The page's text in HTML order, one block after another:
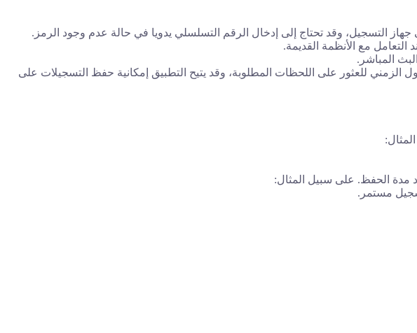
مع الأنظمة القديمة.
المباشر.
للعثور على اللحظات المطلوبة، وقد يتيح التطبيق إمكانية حفظ التسجيلات على